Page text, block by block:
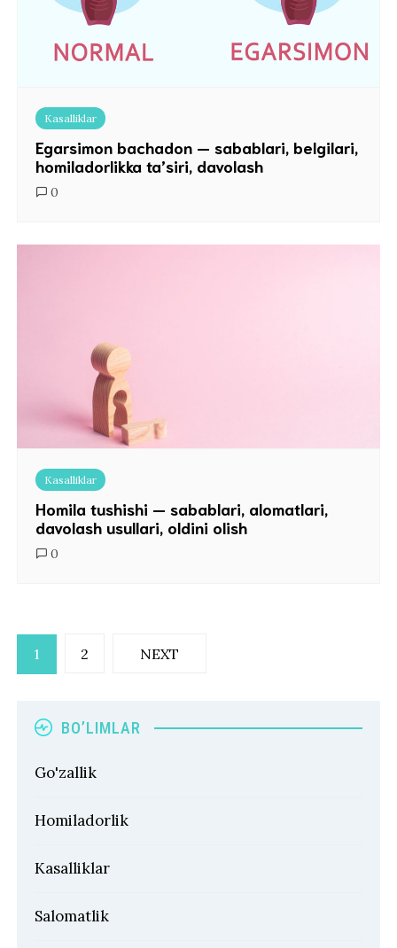
Kasalliklar
Egarsimon bachadon — sabablari, belgilari,
homiladorlikka ta’siri, davolash
0
Kasalliklar
Homila tushishi — sabablari, alomatlari,
davolash usullari, oldini olish
0
Posts
1 2 NEXT
BO’LIMLAR
Go'zallik
Homiladorlik
Kasalliklar
Salomatlik